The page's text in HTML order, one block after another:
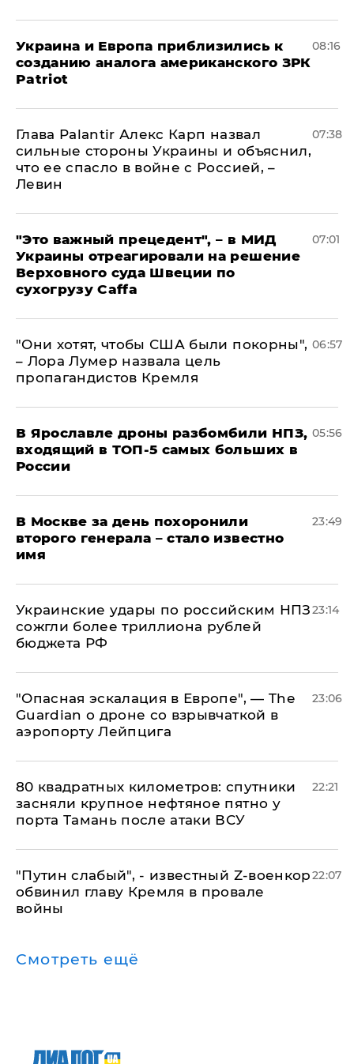
Украина и Европа приблизились к
созданию аналога американского ЗРК
Patriot
08:16
Глава Palantir Алекс Карп назвал
сильные стороны Украины и объяснил,
что ее спасло в войне с Россией, –
Левин
07:38
"Это важный прецедент", – в МИД
Украины отреагировали на решение
Верховного суда Швеции по
сухогрузу Caffa
07:01
"Они хотят, чтобы США были покорны",
– Лора Лумер назвала цель
пропагандистов Кремля
06:57
В Ярославле дроны разбомбили НПЗ,
входящий в ТОП-5 самых больших в
России
05:56
В Москве за день похоронили
второго генерала – стало известно
имя
23:49
Украинские удары по российским НПЗ
сожгли более триллиона рублей
бюджета РФ
23:14
"Опасная эскалация в Европе", — The
Guardian о дроне со взрывчаткой в
аэропорту Лейпцига
23:06
80 квадратных километров: спутники
засняли крупное нефтяное пятно у
порта Тамань после атаки ВСУ
22:21
​"Путин слабый", - известный Z-военкор
обвинил главу Кремля в провале
войны
22:07
Смотреть ещё